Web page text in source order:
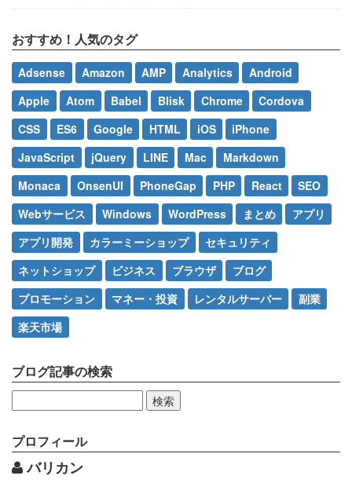
おすすめ！人気のタグ
Adsense Amazon AMP Analytics
Android
Apple
Atom Babel Blisk Chrome
Cordova
CSS
ES6 Google HTML iOS
iPhone
JavaScript
jQuery LINE Mac
Markdown
Monaca
OnsenUI PhoneGap PHP React
SEO
Webサービス
Windows WordPress まとめ
アプリ
アプリ開発
カラーミーショップ
セキュリティ
ネットショップ
ビジネス ブラウザ
ブログ
プロモーション
マネー・投資 レンタルサーバー
副業
楽天市場
ブログ記事の検索
索:
プロフィール
バリカン